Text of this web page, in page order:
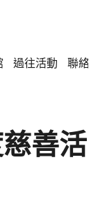
過往活動 聯絡
善活